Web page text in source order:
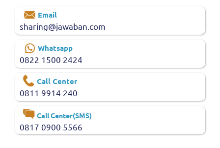
Email
sharing@jawaban.com
Whatsapp
0822 1500 2424
Call Center
0811 9914 240
Call Center(SMS)
0817 0900 5566